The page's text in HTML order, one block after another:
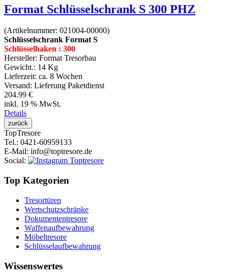
Format Schlüsselschrank S 300 PHZ
(Artikelnummer: 021004-00000)
Schlüsselschrank Format S
Schlüsselhaken : 300
Hersteller: Format Tresorbau
Gewicht.: 14 Kg
Lieferzeit: ca. 8 Wochen
Versand: Lieferung Paketdienst
204.99 €
inkl. 19 % MwSt.
Details
TopTresore
Tel.: 0421-60959133
E-Mail: info@toptresore.de
Social:
Top Kategorien
Tresortüren
Wertschutzschränke
Dokumententresore
Waffenaufbewahrung
Möbeltresore
Schlüsselaufbewahrung
Wissenswertes